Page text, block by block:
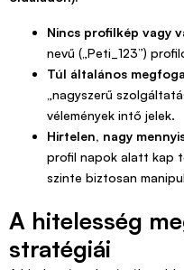
Nincs profilkép vagy
nevű („Peti_123”)
Túl általános
„nagyszerű
vélemények intő jelek.
Hirtelen, nagy
profil napok alatt kap
szinte biztosan
A hitelesség
stratégiái